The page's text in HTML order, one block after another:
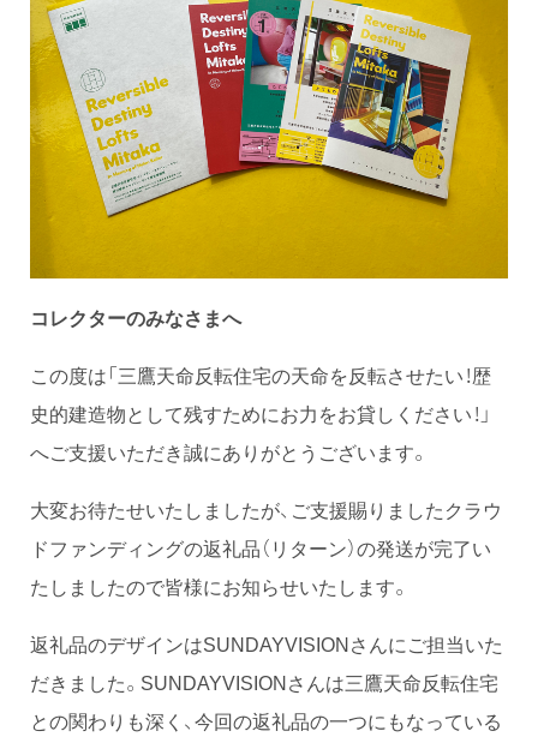
コレクターのみなさまへ
この度は「三鷹天命反転住宅の天命を反転させたい！歴
史的建造物として残すためにお力をお貸しください！」
へご支援いただき誠にありがとうございます。
大変お待たせいたしましたが、ご支援賜りましたクラウ
ドファンディングの返礼品（リターン）の発送が完了い
たしましたので皆様にお知らせいたします。
返礼品のデザインはSUNDAYVISIONさんにご担当いた
だきました。SUNDAYVISIONさんは三鷹天命反転住宅
との関わりも深く、今回の返礼品の一つにもなっている